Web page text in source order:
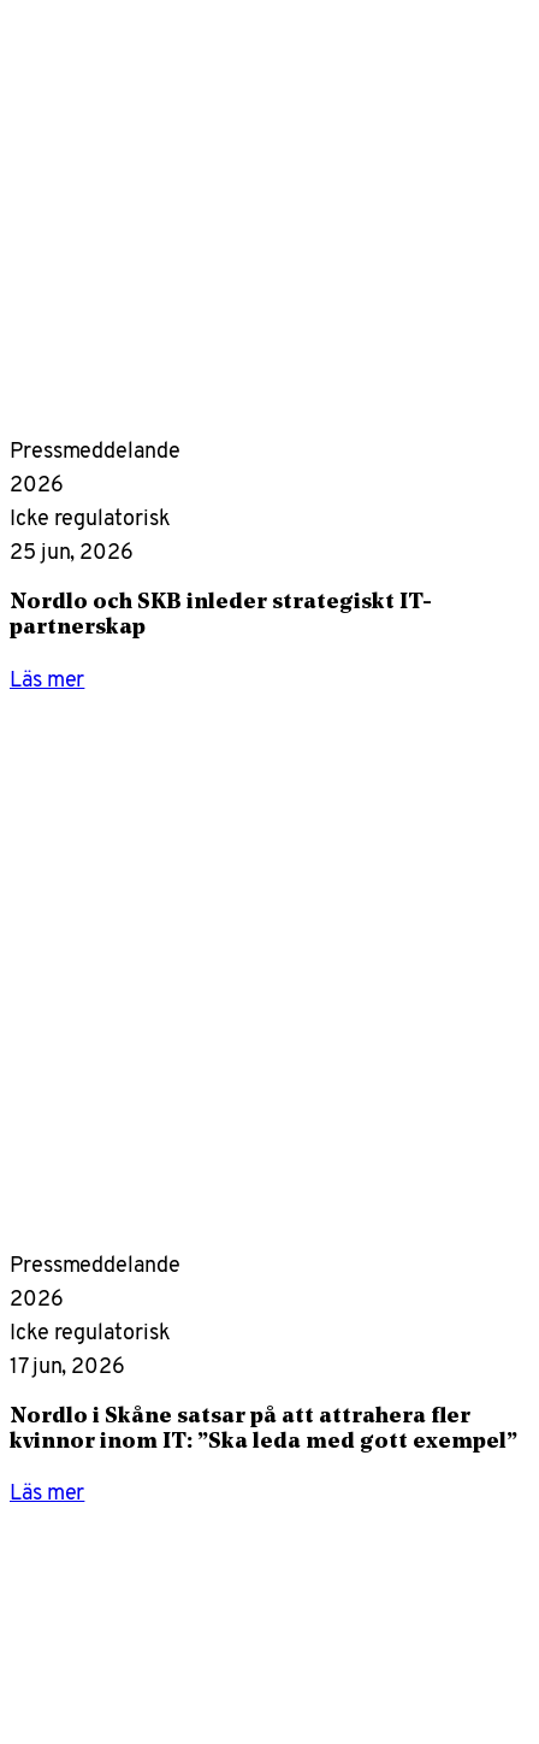
Pressmeddelande
2026
Icke regulatorisk
25 jun, 2026
Nordlo och SKB inleder strategiskt IT-
partnerskap
Läs mer
Pressmeddelande
2026
Icke regulatorisk
17 jun, 2026
Nordlo i Skåne satsar på att attrahera fler
kvinnor inom IT: ”Ska leda med gott exempel”
Läs mer